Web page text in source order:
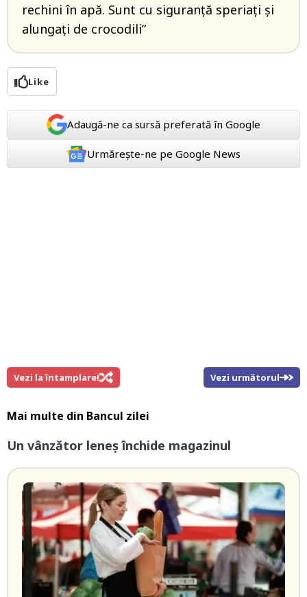
rechini în apă. Sunt cu siguranţă speriaţi şi
alungaţi de crocodili”
Like
Adaugă-ne ca sursă preferată în Google
Urmărește-ne pe Google News
Vezi la întamplare! Vezi următorul
Mai multe din Bancul zilei
Un vânzător leneș închide magazinul